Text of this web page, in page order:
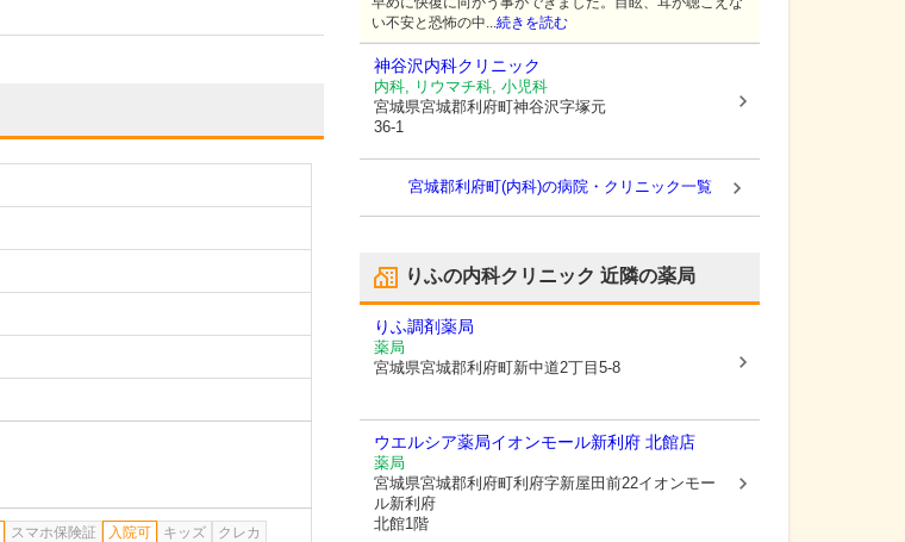
スマホ保険証 入院可 キッズ
クレカ
い不安と恐怖の中...続きを読む
神谷沢内科クリニック
内科, リウマチ科, 小児科
宮城県宮城郡利府町神谷沢字塚元
36-1
宮城郡利府町(内科)の病院・クリニック一覧
りふの内科クリニック 近隣の薬局
りふ調剤薬局
薬局
宮城県宮城郡利府町新中道2丁目5-8
ウエルシア薬局イオンモール新利府 北館店
薬局
宮城県宮城郡利府町利府字新屋田前22イオンモー
ル新利府
北館1階